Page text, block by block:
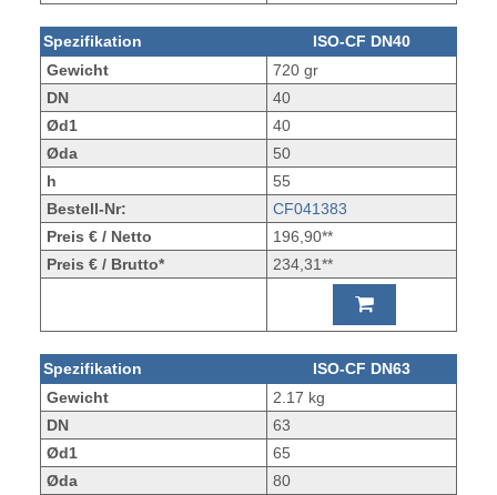
Spezifikation
ISO-CF DN40
Gewicht
720 gr
DN
40
Ød1
40
Øda
50
h
55
Bestell-Nr:
CF041383
Preis € / Netto
196,90**
Preis € / Brutto*
234,31**
Spezifikation
ISO-CF DN63
Gewicht
2.17 kg
DN
63
Ød1
65
Øda
80